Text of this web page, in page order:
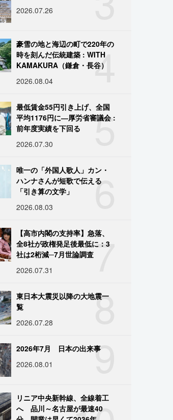
2026.07.26
4
豪雪の地と海辺の町で220年の
時を刻んだ伝統建築 : WITH
KAMAKURA（鎌倉・長谷）
2026.08.04
5
最低賃金55円引き上げ、全国
平均1176円に―厚労省審議会 :
前年度実績を下回る
2026.07.30
6
唯一の「外国人歌人」カン・
ハンナさんが短歌で伝える
「引き算の文学」
2026.08.03
7
【高市内閣の支持率】急落、
全8社が政権発足後最低に：3
社は2桁減─7月世論調査
2026.07.31
8
東日本大震災以降の大地震一
覧
2026.07.28
9
2026年7月 日本の出来事
2026.08.01
リニア中央新幹線、全線着工
へ 品川～名古屋が最速40